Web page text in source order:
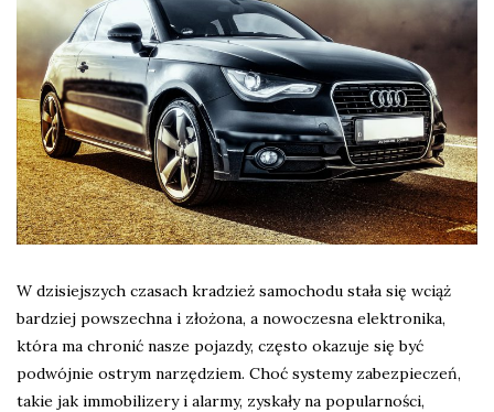
W dzisiejszych czasach kradzież samochodu stała się wciąż
bardziej powszechna i złożona, a nowoczesna elektronika,
która ma chronić nasze pojazdy, często okazuje się być
podwójnie ostrym narzędziem. Choć systemy zabezpieczeń,
takie jak immobilizery i alarmy, zyskały na popularności,